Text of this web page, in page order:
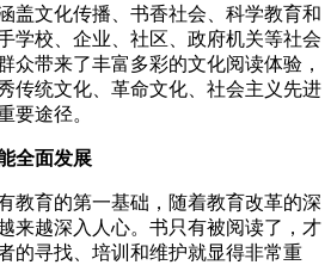
盖文化传播、书香社会、科学教育和
学校、企业、社区、政府机关等社会
众带来了丰富多彩的文化阅读体验，
传统文化、革命文化、社会主义先进
要途径。
全面发展
教育的第一基础，随着教育改革的深
来越深入人心。书只有被阅读了，才
的寻找、培训和维护就显得非常重